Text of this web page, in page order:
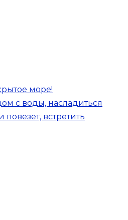
море!
с воды, насладиться
встретить